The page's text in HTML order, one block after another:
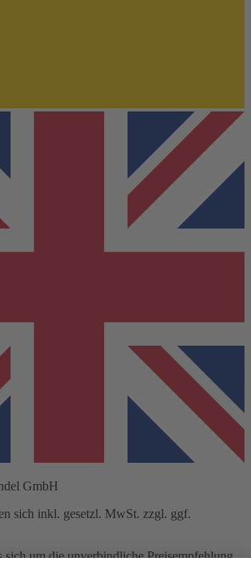
GmbH
sich inkl. gesetzl. MwSt. zzgl. ggf.
um die unverbindliche Preisempfehlung